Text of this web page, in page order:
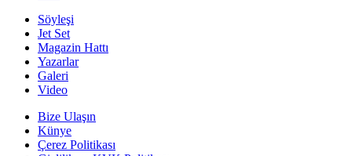
Söyleşi
Jet Set
Magazin Hattı
Yazarlar
Galeri
Video
Bize Ulaşın
Künye
Çerez Politikası